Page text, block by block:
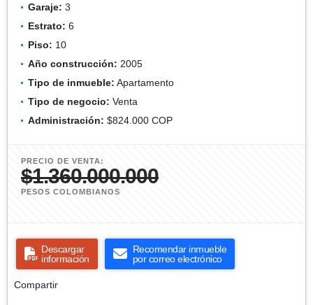
Garaje: 3
Estrato: 6
Piso: 10
Año construcción: 2005
Tipo de inmueble: Apartamento
Tipo de negocio: Venta
Administración: $824.000 COP
PRECIO DE VENTA:
$1.360.000.000
PESOS COLOMBIANOS
Descargar
información
Recomendar inmueble
por correo electrónico
Compartir